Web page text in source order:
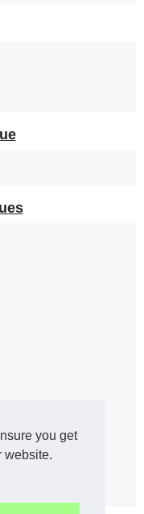
you get
website.